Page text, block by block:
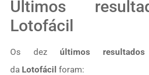
Últimos
Lotofácil
Os dez últimos resultados
da Lotofácil foram: